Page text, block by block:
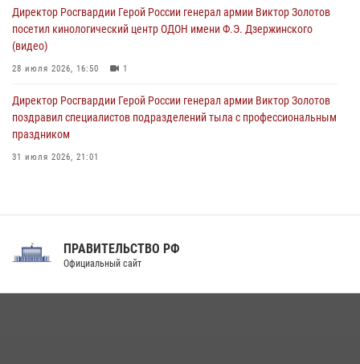
Директор Росгвардии Герой России генерал армии Виктор Золотов
посетил кинологический центр ОДОН имени Ф.Э. Дзержинского
(видео)
28 июля 2026, 16:50 1
Директор Росгвардии Герой России генерал армии Виктор Золотов
поздравил специалистов подразделений тыла с профессиональным
праздником
31 июля 2026, 21:01
Праздник «Один день с Росгвардией» к 105-летию Центрального
ПРАВИТЕЛЬСТВО РФ
Официальный сайт